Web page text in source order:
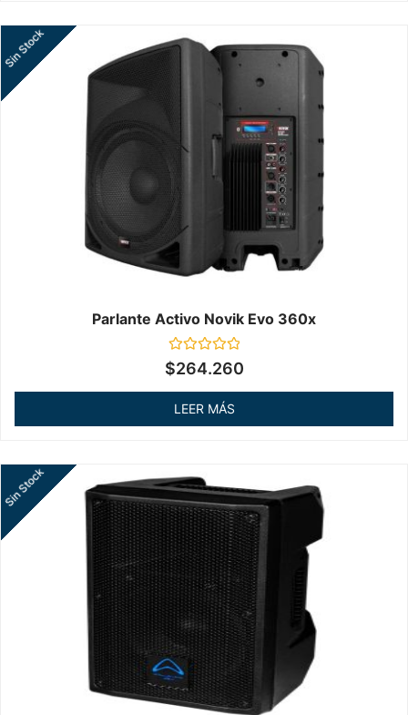
Parlante Activo Novik Evo 360x
Valorado
en
de
Sin Stock
$264.260
LEER MÁS
Sin Stock